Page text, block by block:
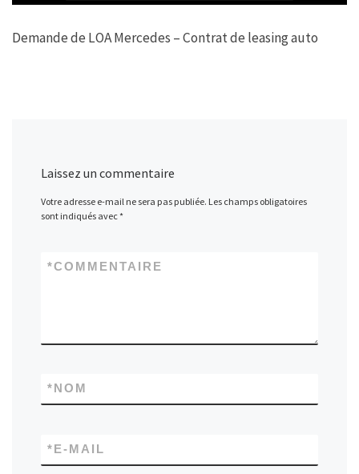
Demande de LOA Mercedes – Contrat de leasing auto
Laissez un commentaire
Votre adresse e-mail ne sera pas publiée. Les champs obligatoires
sont indiqués avec*
COMMENTAIRE
*
NOM
*
E-MAIL
*